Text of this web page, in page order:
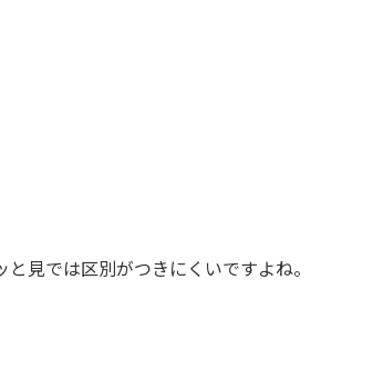
見では区別がつきにくいですよね。